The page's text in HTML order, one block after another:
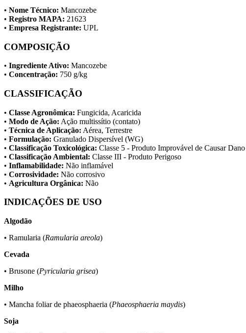
• Nome Técnico: Mancozebe
• Registro MAPA: 21623
• Empresa Registrante: UPL
COMPOSIÇÃO
• Ingrediente Ativo: Mancozebe
• Concentração: 750 g/kg
CLASSIFICAÇÃO
• Classe Agronômica: Fungicida, Acaricida
• Modo de Ação: Ação multissítio (contato)
• Técnica de Aplicação: Aérea, Terrestre
• Formulação: Granulado Dispersível (WG)
• Classificação Toxicológica: Classe 5 - Produto Improvável de Causar
• Classificação Ambiental: Classe III - Produto Perigoso
• Inflamabilidade: Não inflamável
• Corrosividade: Não corrosivo
• Agricultura Orgânica: Não
INDICAÇÕES DE USO
Algodão
• Ramularia (Ramularia areola)
Cevada
• Brusone (Pyricularia grisea)
Milho
• Mancha foliar de phaeosphaeria (Phaeosphaeria maydis)
Soja